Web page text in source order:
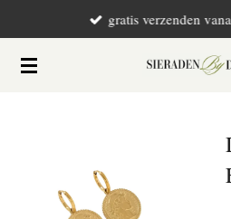
naar
gratis verzenden